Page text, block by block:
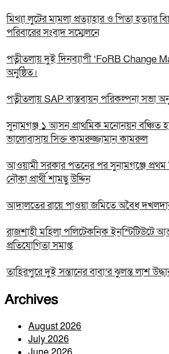
‎মিথ্যা লুটের মামলা প্রত্যাহার ও পিতা হত্যার
পরিবারের সংবাদ সম্মেলনে
পত্নীতলায় দুই দিনব্যাপী ‘FoRB Change
অনুষ্ঠিত।
পত্নীতলায় SAP বাস্তবায়ন পরিকল্পনা সভা
সুনামগঞ্জ ১ আসন প্রাথমিক মনোনয়ন বঞ্চিত
ভালোবাসায় সিক্ত কামরুজ্জামান কামরুল
‎আওয়ামী সরকার পতনের পর সুনামগঞ্জে প্রথম
নৌকা প্রার্থী শামছু উদ্দিন
আদালতের রায়ে পাওয়া জমিতে অবৈধ
রাজশাহী মহিলা পলিটেকনিক ইনস্টিটিউটে
প্রতিযোগিতা সমাপ্ত
তাহিরপুরে দুই সন্তানের বাবা’র ঝুলন্ত লাশ
Archives
August 2026
July 2026